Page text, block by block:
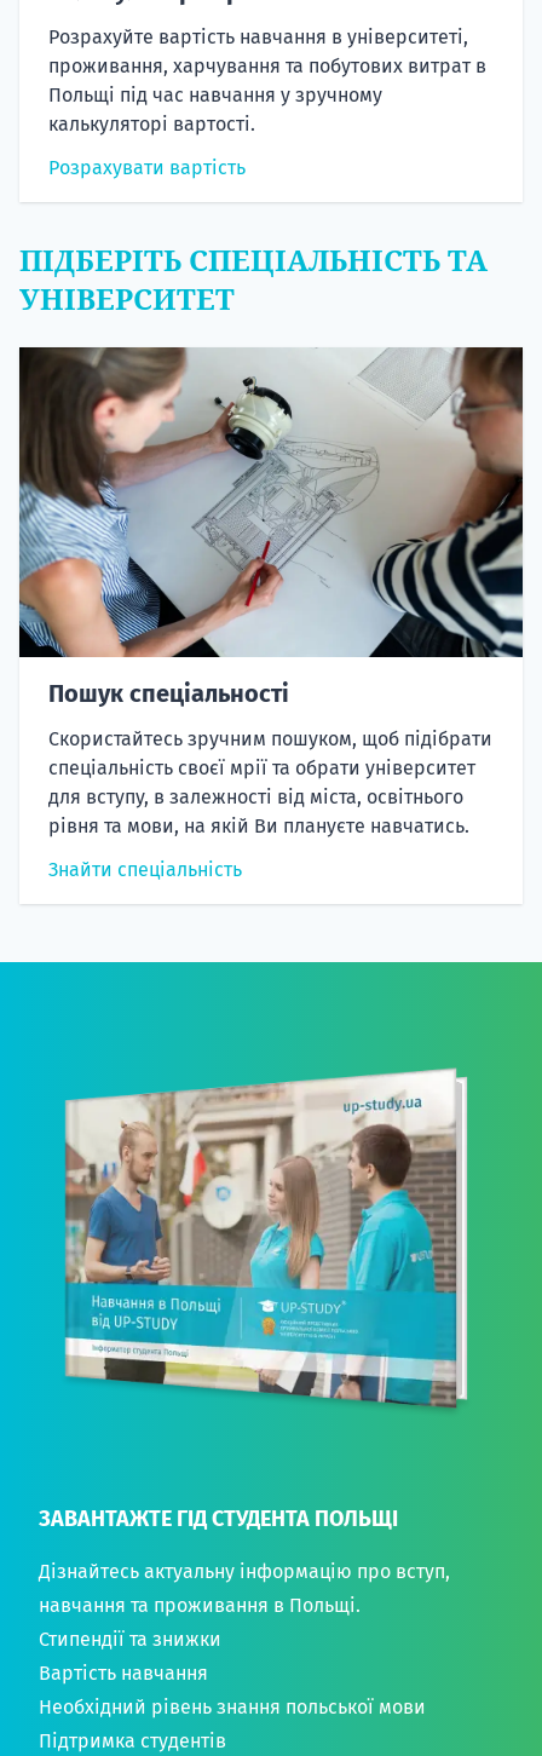
Розрахуйте вартість навчання в університеті,
проживання, харчування та побутових витрат в
Польщі під час навчання у зручному
калькуляторі вартості.
Розрахувати вартість
ПІДБЕРІТЬ СПЕЦІАЛЬНІСТЬ ТА
УНІВЕРСИТЕТ
Пошук спеціальності
Скористайтесь зручним пошуком, щоб підібрати
спеціальність своєї мрії та обрати університет
для вступу, в залежності від міста, освітнього
рівня та мови, на якій Ви плануєте навчатись.
Знайти спеціальність
ЗАВАНТАЖТЕ ГІД СТУДЕНТА ПОЛЬЩІ
Дізнайтесь актуальну інформацію про вступ,
навчання та проживання в Польщі.
Стипендії та знижки
Вартість навчання
Необхідний рівень знання польської мови
Підтримка студентів